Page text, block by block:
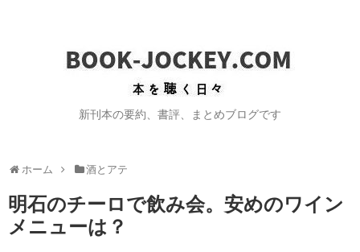
新刊本の要約、書評、まとめブログです
ホーム 酒とアテ
明石のチーロで飲み会。安めのワイン
メニューは？